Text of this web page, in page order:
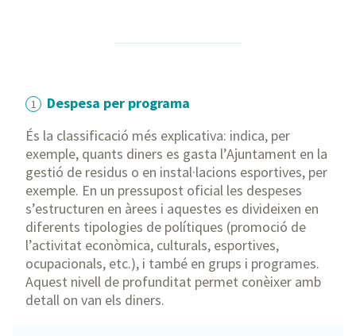
1
Despesa per programa
És la classificació més explicativa: indica, per
exemple, quants diners es gasta l’Ajuntament en la
gestió de residus o en instal·lacions esportives, per
exemple. En un pressupost oficial les despeses
s’estructuren en àrees i aquestes es divideixen en
diferents tipologies de polítiques (promoció de
l’activitat econòmica, culturals, esportives,
ocupacionals, etc.), i també en grups i programes.
Aquest nivell de profunditat permet conèixer amb
detall on van els diners.